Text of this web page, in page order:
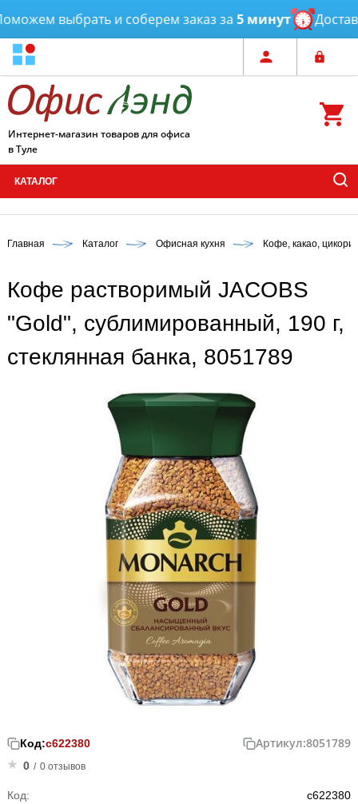
выбрать и соберем заказ за5 минут Доставка
Интернет-магазин товаров для офиса
в Туле
КАТАЛОГ
Главная Каталог Офисная кухня Кофе, какао,
Кофе растворимый JACOBS
"Gold", сублимированный, 190 г,
стеклянная банка, 8051789
Код:с622380 Артикул:8051789
0 / 0 отзывов
Код: с622380